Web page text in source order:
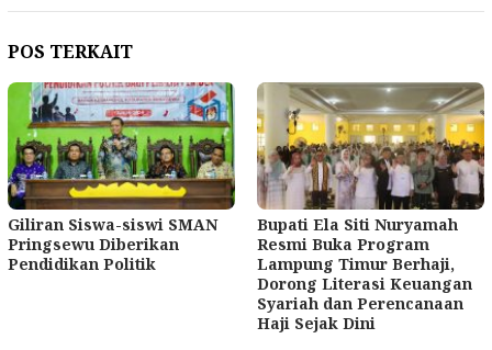
POS TERKAIT
Giliran Siswa-siswi SMAN
Pringsewu Diberikan
Pendidikan Politik
Bupati Ela Siti Nuryamah
Resmi Buka Program
Lampung Timur Berhaji,
Dorong Literasi Keuangan
Syariah dan Perencanaan
Haji Sejak Dini